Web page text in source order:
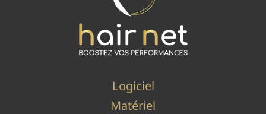
Logiciel
Matériel